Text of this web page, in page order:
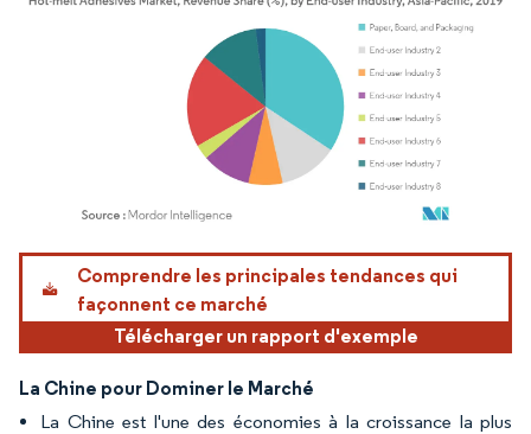
Image © Mordor Intelligence. La réutilisation nécessite une attribution sous CC BY
Comprendre les principales tendances qui
façonnent ce marché
Télécharger un rapport d'exemple
La Chine pour Dominer le Marché
La Chine est l'une des économies à la croissance la plus